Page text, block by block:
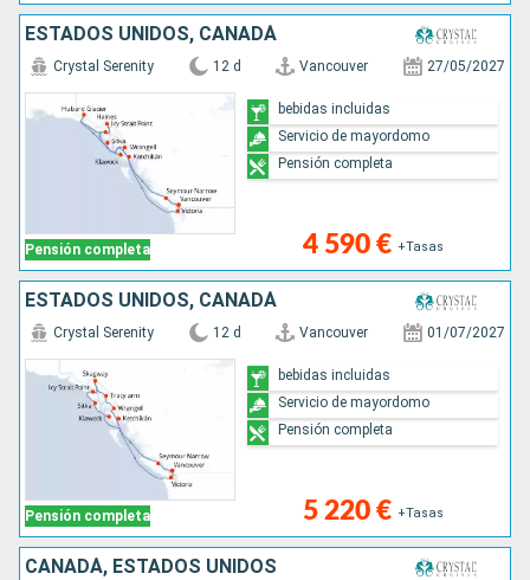
ESTADOS UNIDOS, CANADÁ
Pensión completa
Crystal Serenity 12 d Vancouver 27/05/2027
4 590 € +Tasas
bebidas incluidas
Servicio de mayordomo
Pensión completa
ESTADOS UNIDOS, CANADÁ
Pensión completa
Crystal Serenity 12 d Vancouver 01/07/2027
5 220 € +Tasas
bebidas incluidas
Servicio de mayordomo
Pensión completa
CANADÁ, ESTADOS UNIDOS